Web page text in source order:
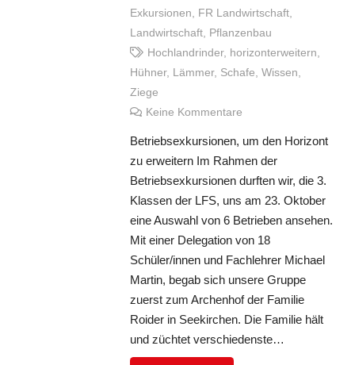
Exkursionen, FR Landwirtschaft,
Landwirtschaft, Pflanzenbau
Hochlandrinder, horizonterweitern,
Hühner, Lämmer, Schafe, Wissen,
Ziege
Keine Kommentare
Betriebsexkursionen, um den Horizont
zu erweitern Im Rahmen der
Betriebsexkursionen durften wir, die 3.
Klassen der LFS, uns am 23. Oktober
eine Auswahl von 6 Betrieben ansehen.
Mit einer Delegation von 18
Schüler/innen und Fachlehrer Michael
Martin, begab sich unsere Gruppe
zuerst zum Archenhof der Familie
Roider in Seekirchen. Die Familie hält
und züchtet verschiedenste…